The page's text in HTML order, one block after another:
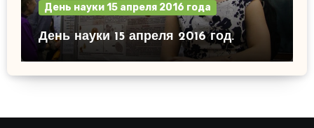
День науки 15 апреля 2016 года
День науки 15 апреля 2016 год.